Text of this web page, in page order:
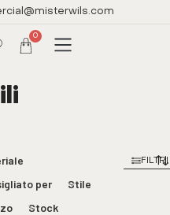
0
FILTRI
per
Stile
Stock